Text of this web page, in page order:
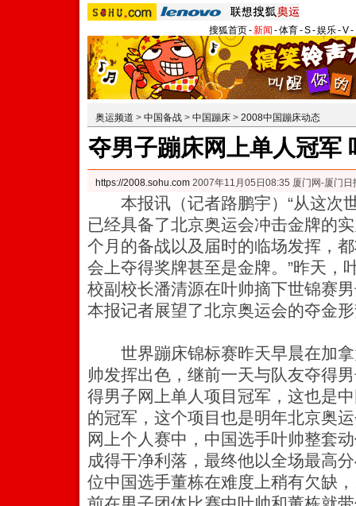
搜狐首页-新闻 -体育-S-娱乐-V-
奥运频道 > 中国备战 > 中国蹦床 > 2008中国蹦床动态
夺男子蹦床网上单人冠军
https://2008.sohu.com 2007年11月05日08:35 厦门网-厦门日
本报讯（记者路鹏宇）“从这次
已经具备了北京奥运会冲击金牌的
个月的备战以及届时的临场发挥，
会上夺得奖牌甚至是金牌。”昨天，
校副校长潘清源在叶帅摘下世锦赛
本报记者展望了北京奥运会的夺金
世界蹦床锦标赛昨天早晨在加拿
帅发挥出色，继前一天与队友夺得
得男子网上单人项目冠军，这也是
的冠军，这个项目也是明年北京奥
网上个人赛中，中国选手叶帅整套
成得干净利落，最终他以全场最高
位中国选手董栋在难度上稍有欠缺